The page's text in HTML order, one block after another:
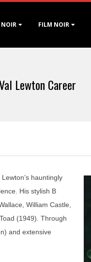
FILM NOIR
Lewton Career
hauntingly
His stylish B
William Castle,
(1949). Through
and extensive